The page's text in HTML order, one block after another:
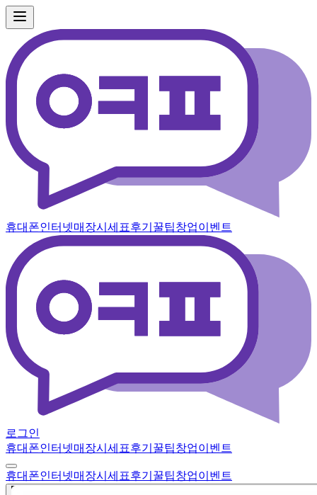
휴대폰인터넷매장시세표후기 꿀팁창업이벤트
로그인
휴대폰인터넷매장시세표후기 꿀팁창업이벤트
휴대폰인터넷매장시세표후기 꿀팁창업이벤트